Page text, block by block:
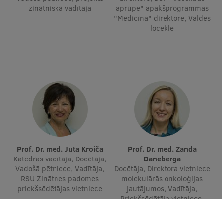
Projekti
Studiju un vides pieejamība
Dati par 2025. gadu
Suvenīri un grāmatas
Mūžizglītība
zinātniskā vadītāja
aprūpe" apakšprogrammas
"Medicīna" direktore, Valdes
locekle
Prof. Dr. med. Juta Kroiča
Katedras vadītāja, Docētāja,
Vadošā pētniece, Vadītāja,
RSU Zinātnes padomes
priekšsēdētājas vietniece
Prof. Dr. med. Zanda
Daneberga
Docētāja, Direktora vietniece
molekulārās onkoloģijas
jautājumos, Vadītāja,